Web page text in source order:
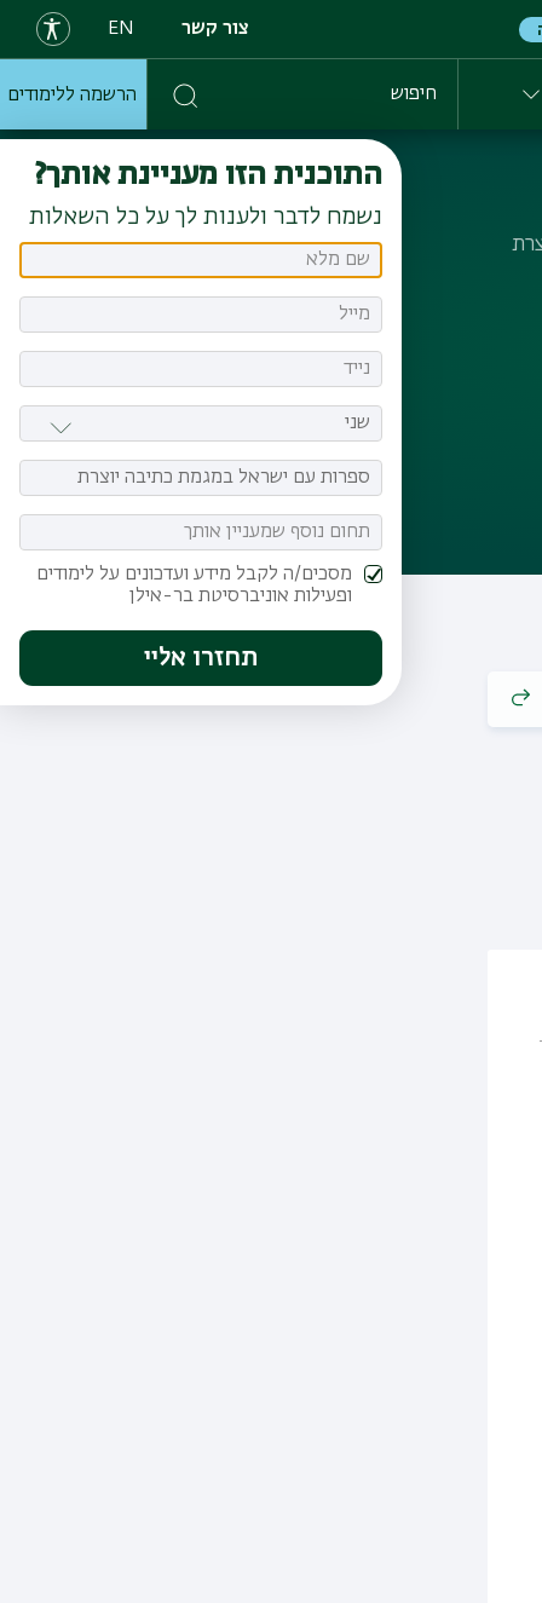
צור קשר EN
חיפוש הרשמה ללימודים
התוכנית הזו מעניינת אותך?
נשמח לדבר ולענות לך על כל השאלות
מסכים/ה לקבל מידע ועדכונים על לימודים
ופעילות אוניברסיטת בר-אילן